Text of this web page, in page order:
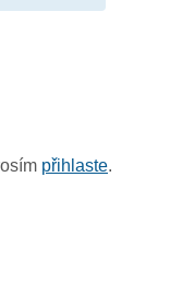
přihlaste.